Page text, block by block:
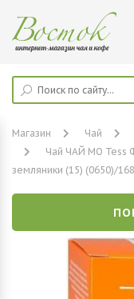
Магазин Чай
Чай ЧАЙ МО Tess
земляники (15) (0650)/168